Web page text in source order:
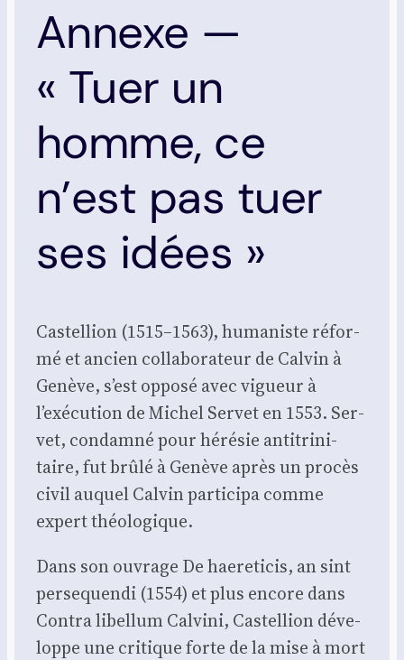
Annexe —
« Tuer un
homme, ce
n’est pas tuer
ses idées »
Cas­tel­lion (1515–1563), huma­niste réfor­
mé et ancien col­la­bo­ra­teur de Cal­vin à
Genève, s’est oppo­sé avec vigueur à
l’exécution de Michel Ser­vet en 1553. Ser­
vet, condam­né pour héré­sie anti­tri­ni­
taire, fut brû­lé à Genève après un pro­cès
civil auquel Cal­vin par­ti­ci­pa comme
expert théo­lo­gique.
Dans son ouvrage De hae­re­ti­cis, an sint
per­se­quen­di (1554) et plus encore dans
Contra libel­lum Cal­vi­ni, Cas­tel­lion déve­
loppe une cri­tique forte de la mise à mort